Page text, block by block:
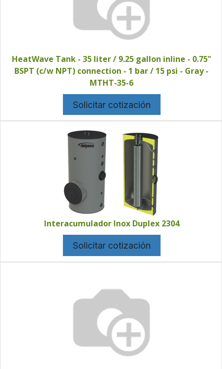
HeatWave Tank - 35 liter / 9.25 gallon inline - 0.75"
BSPT (c/w NPT) connection - 1 bar / 15 psi - Gray -
MTHT-35-6
Solicitar cotización
Interacumulador Inox Duplex 2304
Solicitar cotización